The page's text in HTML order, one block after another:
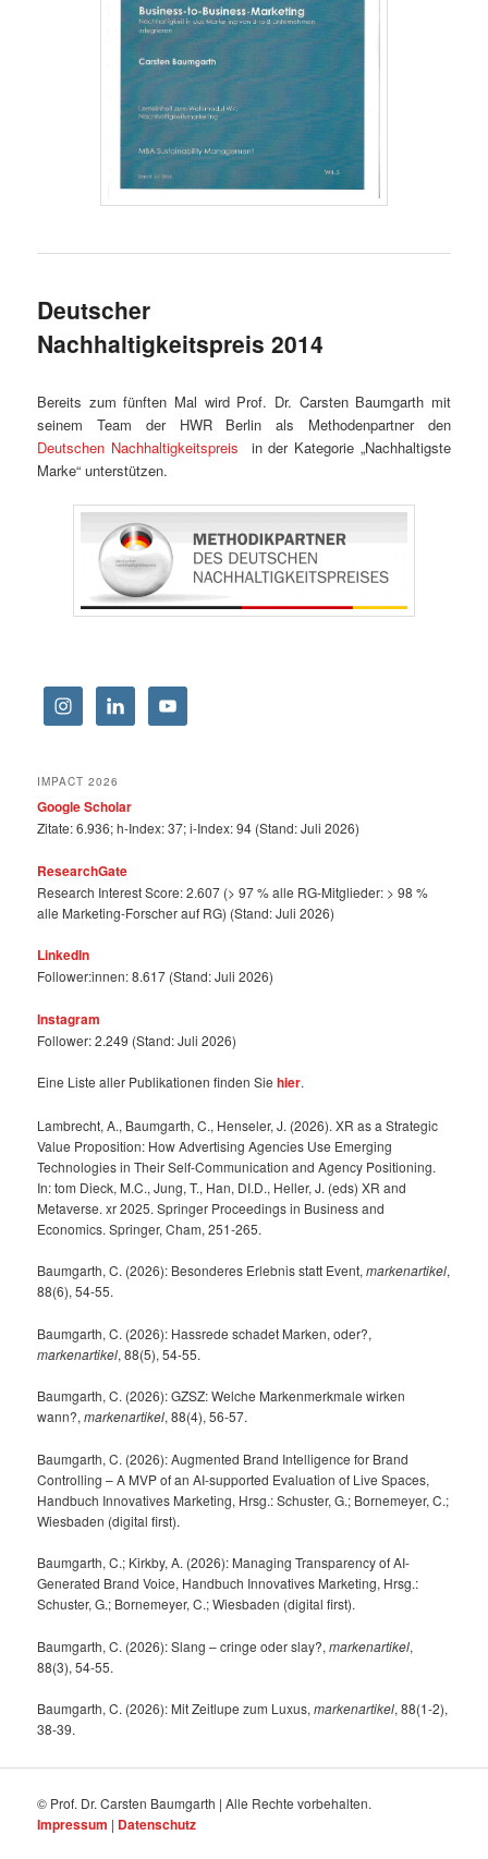
Deutscher
Nachhaltigkeitspreis 2014
Bereits zum fünften Mal wird Prof. Dr. Carsten Baumgarth mit
seinem Team der HWR Berlin als Methodenpartner den
Deutschen Nachhaltigkeitspreis in der Kategorie „Nachhaltigste
Marke“ unterstützen.
IMPACT 2026
Google Scholar
Zitate: 6.936; h-Index: 37; i-Index: 94 (Stand: Juli 2026)
ResearchGate
Research Interest Score: 2.607 (> 97 % alle RG-Mitglieder: > 98 %
alle Marketing-Forscher auf RG) (Stand: Juli 2026)
LinkedIn
Follower:innen: 8.617 (Stand: Juli 2026)
Instagram
Follower: 2.249 (Stand: Juli 2026)
Eine Liste aller Publikationen finden Siehier.
Lambrecht, A., Baumgarth, C., Henseler, J. (2026). XR as a Strategic
Value Proposition: How Advertising Agencies Use Emerging
Technologies in Their Self-Communication and Agency Positioning.
In: tom Dieck, M.C., Jung, T., Han, DI.D., Heller, J. (eds) XR and
Metaverse. xr 2025. Springer Proceedings in Business and
Economics. Springer, Cham, 251-265.
Baumgarth, C. (2026): Besonderes Erlebnis statt Event,markenartikel,
88(6), 54-55.
Baumgarth, C. (2026): Hassrede schadet Marken, oder?,
markenartikel, 88(5), 54-55.
Baumgarth, C. (2026): GZSZ: Welche Markenmerkmale wirken
wann?,markenartikel, 88(4), 56-57.
Baumgarth, C. (2026): Augmented Brand Intelligence for Brand
Controlling – A MVP of an AI-supported Evaluation of Live Spaces,
Handbuch Innovatives Marketing, Hrsg.: Schuster, G.; Bornemeyer, C.;
Wiesbaden (digital first).
Baumgarth, C.; Kirkby, A. (2026): Managing Transparency of AI-
Generated Brand Voice, Handbuch Innovatives Marketing, Hrsg.:
Schuster, G.; Bornemeyer, C.; Wiesbaden (digital first).
Baumgarth, C. (2026): Slang – cringe oder slay?,markenartikel,
88(3), 54-55.
Baumgarth, C. (2026): Mit Zeitlupe zum Luxus,markenartikel, 88(1-2),
38-39.
© Prof. Dr. Carsten Baumgarth | Alle Rechte vorbehalten.
Impressum | Datenschutz